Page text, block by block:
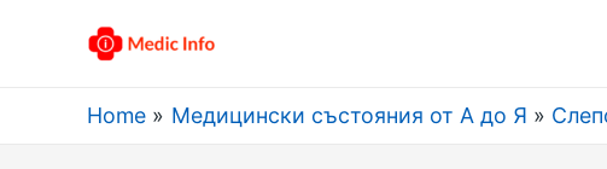
Home Медицински състояния от А до Я